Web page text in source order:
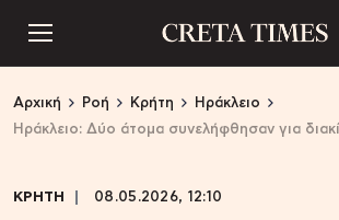
Αρχική Ροή Κρήτη
Ηράκλειο
Ηράκλειο: Δύο άτομα συνελήφθησαν για
ΚΡΗΤΗ 08.05.2026, 12:10